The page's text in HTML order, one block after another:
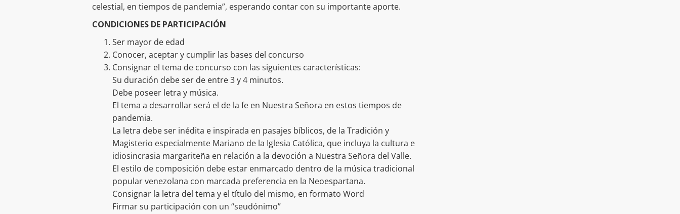
celestial, en tiempos de pandemia”, esperando contar con su importante aporte.
CONDICIONES DE PARTICIPACIÓN
Ser mayor de edad
Conocer, aceptar y cumplir las bases del concurso
Consignar el tema de concurso con las siguientes características:
Su duración debe ser de entre 3 y 4 minutos.
Debe poseer letra y música.
El tema a desarrollar será el de la fe en Nuestra Señora en estos tiempos de
pandemia.
La letra debe ser inédita e inspirada en pasajes bíblicos, de la Tradición y
Magisterio especialmente Mariano de la Iglesia Católica, que incluya la cultura e
idiosincrasia margariteña en relación a la devoción a Nuestra Señora del Valle.
El estilo de composición debe estar enmarcado dentro de la música tradicional
popular venezolana con marcada preferencia en la Neoespartana.
Consignar la letra del tema y el título del mismo, en formato Word
Firmar su participación con un “seudónimo”